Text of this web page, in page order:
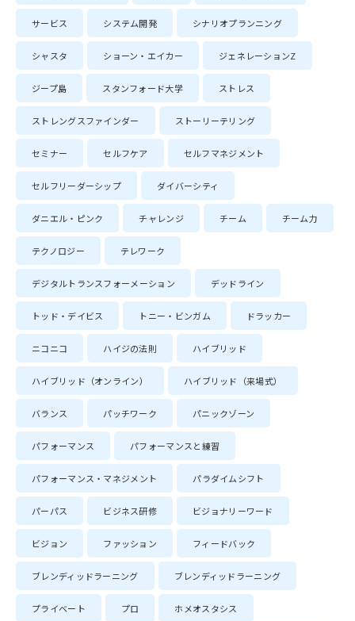
サービス システム開発 シナリオプランニング
シャスタ ショーン・エイカー ジェネレーションZ
ジープ島 スタンフォード大学 ストレス
ストレングスファインダー ストーリーテリング
セミナー セルフケア セルフマネジメント
セルフリーダーシップ ダイバーシティ
ダニエル・ピンク チャレンジ チーム チーム力
テクノロジー テレワーク
デジタルトランスフォーメーション デッドライン
トッド・デイビス トニー・ビンガム ドラッカー
ニコニコ ハイジの法則 ハイブリッド
ハイブリッド（オンライン） ハイブリッド（来場式）
バランス パッチワーク パニックゾーン
パフォーマンス パフォーマンスと練習
パフォーマンス・マネジメント パラダイムシフト
パーパス ビジネス研修 ビジョナリーワード
ビジョン ファッション フィードバック
ブレンディッドラーニング ブレンディッドラーニング
プライベート プロ ホメオスタシス